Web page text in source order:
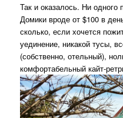
Так и оказалось. Ни одного
Домики вроде от $100 в
сколько, если хочется
уединение, никакой тусы,
(собственно, отельный),
комфортабельный кайт-